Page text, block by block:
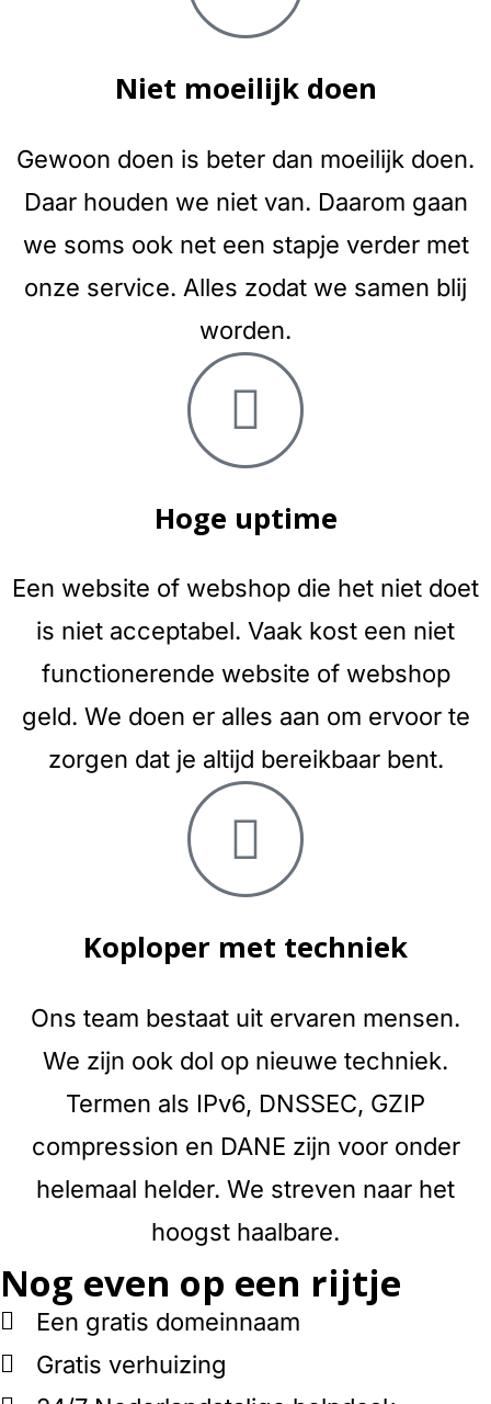
Niet moeilijk doen
Gewoon doen is beter dan moeilijk doen.
Daar houden we niet van. Daarom gaan
we soms ook net een stapje verder met
onze service. Alles zodat we samen blij
worden.
Hoge uptime
Een website of webshop die het niet doet
is niet acceptabel. Vaak kost een niet
functionerende website of webshop
geld. We doen er alles aan om ervoor te
zorgen dat je altijd bereikbaar bent.
Koploper met techniek
Ons team bestaat uit ervaren mensen.
We zijn ook dol op nieuwe techniek.
Termen als IPv6, DNSSEC, GZIP
compression en DANE zijn voor onder
helemaal helder. We streven naar het
hoogst haalbare.
Nog even op een rijtje
Een gratis domeinnaam
Gratis verhuizing